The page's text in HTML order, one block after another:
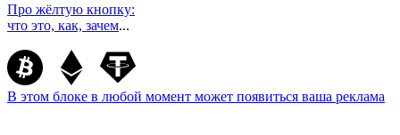
Про жёлтую кнопку:
что это, как, зачем...
В этом блоке в любой момент может появиться ваша реклама